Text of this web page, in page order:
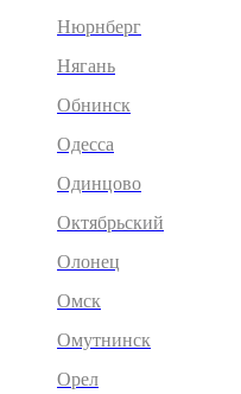
Нюрнберг
Нягань
Обнинск
Одесса
Одинцово
Октябрьский
Олонец
Омск
Омутнинск
Орел